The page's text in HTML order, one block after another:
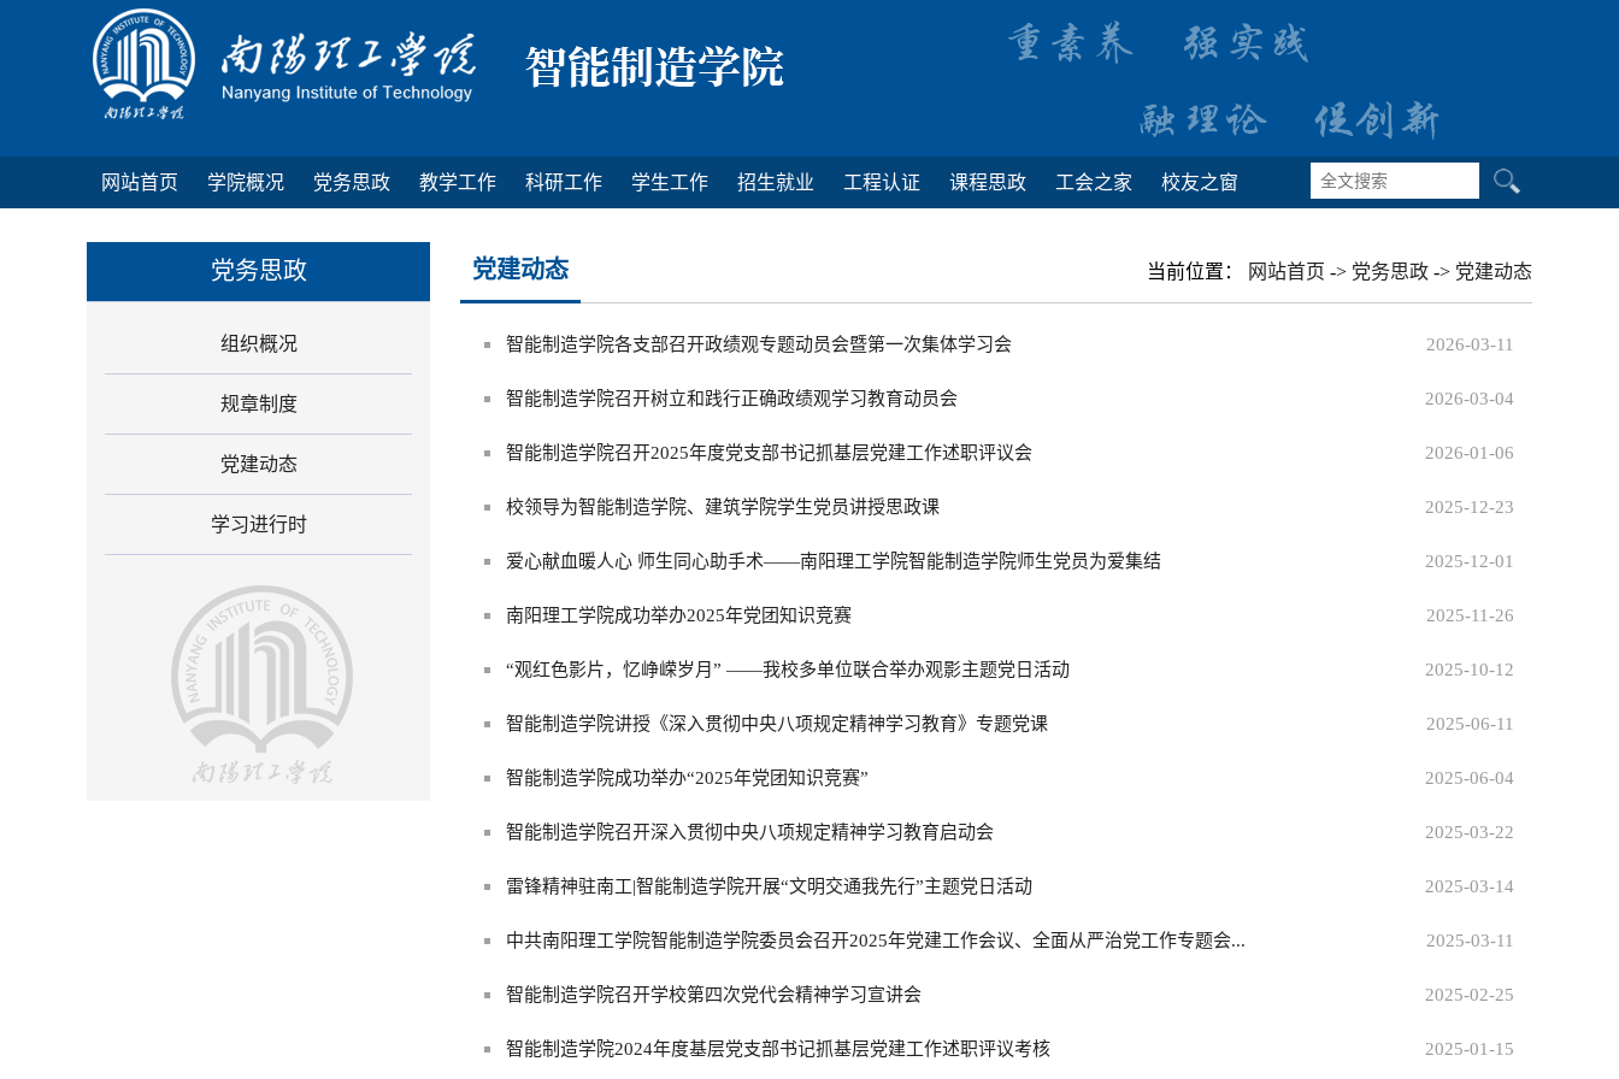
网站首页 学院概况 党务思政 教学工作 科研工作 学生工作 招生就业 工程认证 课程思政 工会之家 校友之窗
党务思政
组织概况
规章制度
党建动态
学习进行时
当前位置： 网站首页 -> 党务思政 -> 党建动态
党建动态
2026-03-11
智能制造学院各支部召开政绩观专题动员会暨第一次集体学习会
2026-03-04
智能制造学院召开树立和践行正确政绩观学习教育动员会
2026-01-06
智能制造学院召开2025年度党支部书记抓基层党建工作述职评议会
2025-12-23
校领导为智能制造学院、建筑学院学生党员讲授思政课
2025-12-01
爱心献血暖人心 师生同心助手术——南阳理工学院智能制造学院师生党员为爱集结
2025-11-26
南阳理工学院成功举办2025年党团知识竞赛
2025-10-12
“观红色影片，忆峥嵘岁月” ——我校多单位联合举办观影主题党日活动
2025-06-11
智能制造学院讲授《深入贯彻中央八项规定精神学习教育》专题党课
2025-06-04
智能制造学院成功举办“2025年党团知识竞赛”
2025-03-22
智能制造学院召开深入贯彻中央八项规定精神学习教育启动会
2025-03-14
雷锋精神驻南工|智能制造学院开展“文明交通我先行”主题党日活动
2025-03-11
中共南阳理工学院智能制造学院委员会召开2025年党建工作会议、全面从严治党工作专题会...
2025-02-25
智能制造学院召开学校第四次党代会精神学习宣讲会
2025-01-15
智能制造学院2024年度基层党支部书记抓基层党建工作述职评议考核